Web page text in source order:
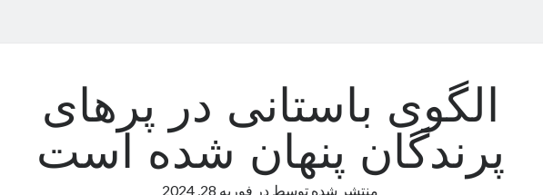
الگوی باستانی در پرهای
پرندگان پنهان شده است
منتشر شده توسط در فوریه 28, 2024